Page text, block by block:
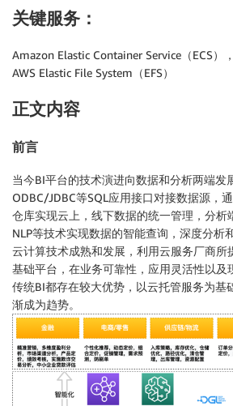
关键服务：
Amazon Elastic Container Service（ECS）
AWS Elastic File System（EFS）
正文内容
前言
当今BI平台的技术演进向数据和分析两端发
ODBC/JDBC等SQL应用接口对接数据源，
仓库实现云上，线下数据的统一管理，分析
NLP等技术实现数据的智能查询，深度分析
云计算技术成熟和发展，利用云服务厂商所
基础平台，在业务可靠性，应用灵活性以及
传统BI都存在较大优势，以云托管服务为基
渐成为趋势。